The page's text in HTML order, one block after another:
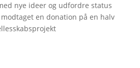
nye ideer og udfordre status
en donation på en halv